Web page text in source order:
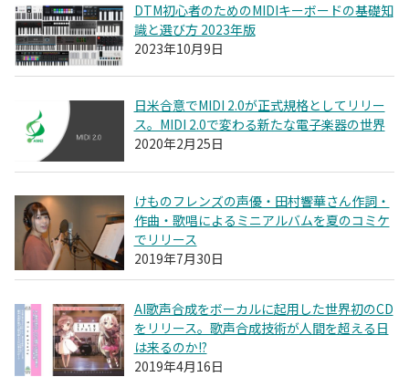
DTM初心者のためのMIDIキーボードの基礎知
識と選び方 2023年版
2023年10月9日
日米合意でMIDI 2.0が正式規格としてリリー
ス。MIDI 2.0で変わる新たな電子楽器の世界
2020年2月25日
けものフレンズの声優・田村響華さん作詞・
作曲・歌唱によるミニアルバムを夏のコミケ
でリリース
2019年7月30日
AI歌声合成をボーカルに起用した世界初のCD
をリリース。歌声合成技術が人間を超える日
は来るのか!?
2019年4月16日